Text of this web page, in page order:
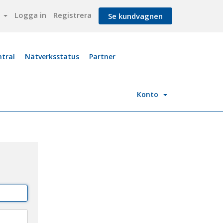
Logga in Registrera Se kundvagnen
Nätverksstatus Partner
Konto